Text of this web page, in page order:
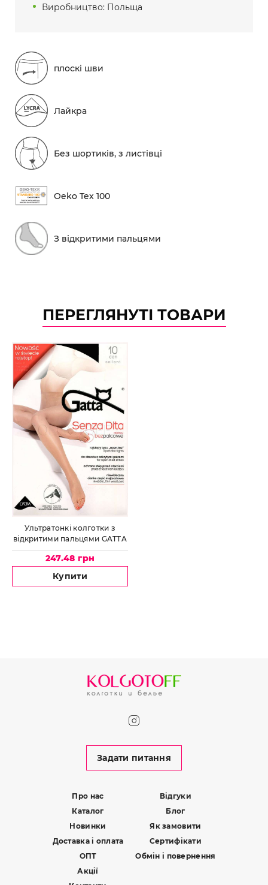
Виробництво: Польща
плоскі шви
Лайкра
Без шортиків, з листівці
Oeko Tex 100
З відкритими пальцями
ПЕРЕГЛЯНУТІ ТОВАРИ
Ультратонкі колготки з
відкритими пальцями GATTA
Senza Dita 10
247.48 грн
Купити
Задати питання
Про нас
Каталог
Новинки
Доставка і оплата
ОПТ
Акції
Відгуки
Блог
Як замовити
Сертифікати
Обмін і повернення